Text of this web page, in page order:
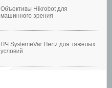
Объективы Hikrobot для
машинного зрения
ПЧ SystemeVar Hertz для тяжелых
условий